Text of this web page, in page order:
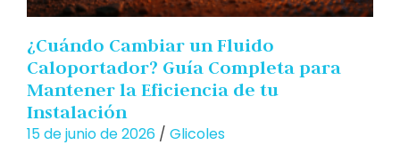
¿Cuándo Cambiar un Fluido
Caloportador? Guía Completa para
Mantener la Eficiencia de tu
Instalación
15 de junio de 2026 / Glicoles